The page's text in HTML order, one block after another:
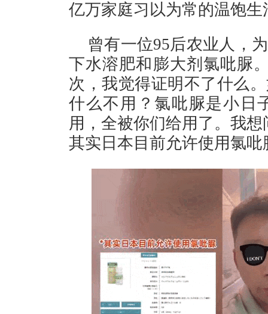
亿万家庭习以为常的温饱生
曾有一位95后农业人，
下水溶肥和膨大剂氯吡脲
次，我觉得证明不了什么
什么不用？氯吡脲是小日
用，全被你们给用了。我
其实日本目前允许使用氯吡